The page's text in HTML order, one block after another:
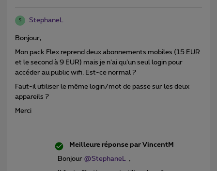
S StephaneL
Bonjour,
Mon pack Flex reprend deux abonnements mobiles (15 EUR
et le second à 9 EUR) mais je n’ai qu’un seul login pour
accéder au public wifi. Est-ce normal ?
Faut-il utiliser le même login/mot de passe sur les deux
appareils ?
Merci
Meilleure réponse par VincentM
Bonjour @StephaneL ,